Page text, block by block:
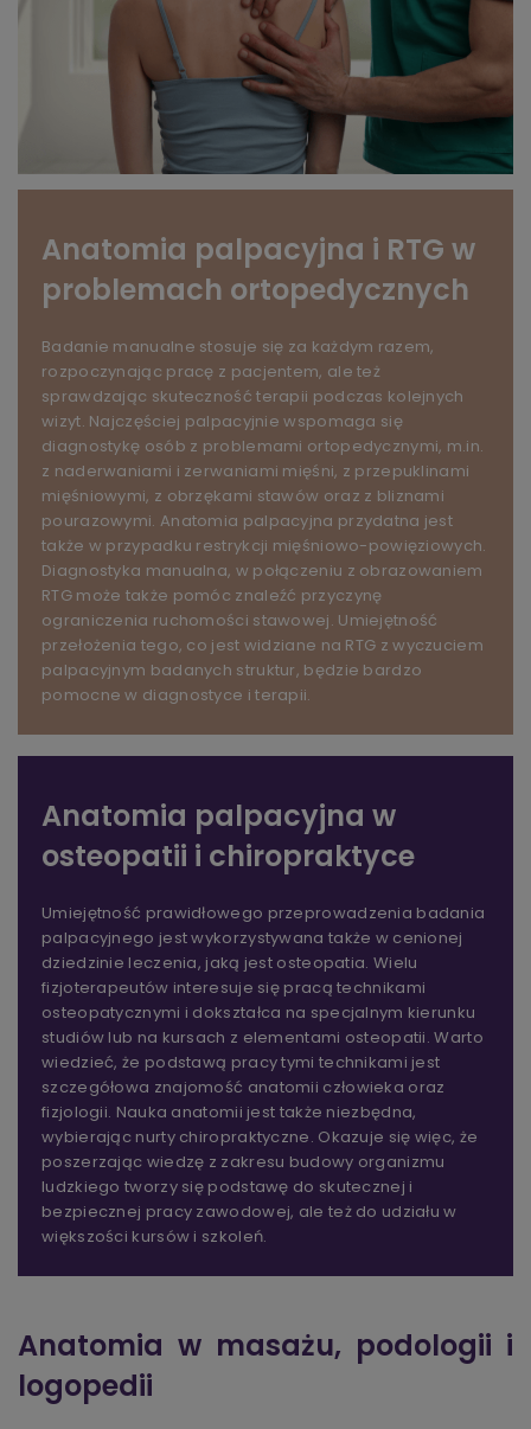
Anatomia palpacyjna i RTG w
problemach ortopedycznych
Badanie manualne stosuje się za każdym razem,
rozpoczynając pracę z pacjentem, ale też
sprawdzając skuteczność terapii podczas kolejnych
wizyt. Najczęściej palpacyjnie wspomaga się
diagnostykę osób z problemami ortopedycznymi, m.in.
z naderwaniami i zerwaniami mięśni, z przepuklinami
mięśniowymi, z obrzękami stawów oraz z bliznami
pourazowymi. Anatomia palpacyjna przydatna jest
także w przypadku restrykcji mięśniowo-powięziowych.
Diagnostyka manualna, w połączeniu z obrazowaniem
RTG może także pomóc znaleźć przyczynę
ograniczenia ruchomości stawowej. Umiejętność
przełożenia tego, co jest widziane na RTG z wyczuciem
palpacyjnym badanych struktur, będzie bardzo
pomocne w diagnostyce i terapii.
Anatomia palpacyjna w
osteopatii i chiropraktyce
Umiejętność prawidłowego przeprowadzenia badania
palpacyjnego jest wykorzystywana także w cenionej
dziedzinie leczenia, jaką jest osteopatia. Wielu
fizjoterapeutów interesuje się pracą technikami
osteopatycznymi i dokształca na specjalnym kierunku
studiów lub na kursach z elementami osteopatii. Warto
wiedzieć, że podstawą pracy tymi technikami jest
szczegółowa znajomość anatomii człowieka oraz
fizjologii. Nauka anatomii jest także niezbędna,
wybierając nurty chiropraktyczne. Okazuje się więc, że
poszerzając wiedzę z zakresu budowy organizmu
ludzkiego tworzy się podstawę do skutecznej i
bezpiecznej pracy zawodowej, ale też do udziału w
większości kursów i szkoleń.
Anatomia w masażu, podologii i
logopedii